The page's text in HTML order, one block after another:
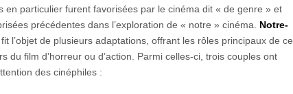
particulier furent favorisées par le cinéma dit « de genre » et
précédentes dans l’exploration de « notre » cinéma. Notre-
fit l’objet de plusieurs adaptations, offrant les rôles principaux de ce
du film d’horreur ou d’action. Parmi celles-ci, trois couples ont
des cinéphiles :